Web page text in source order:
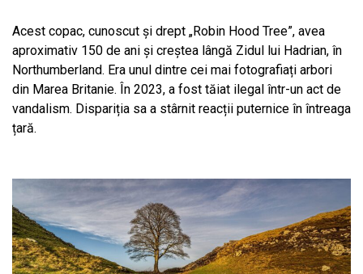
Acest copac, cunoscut și drept „Robin Hood Tree”, avea
aproximativ 150 de ani și creștea lângă Zidul lui Hadrian, în
Northumberland. Era unul dintre cei mai fotografiați arbori
din Marea Britanie. În 2023, a fost tăiat ilegal într-un act de
vandalism. Dispariția sa a stârnit reacții puternice în întreaga
țară.